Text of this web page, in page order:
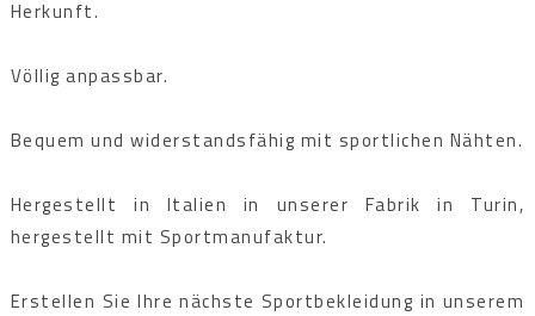
Herkunft.
Völlig anpassbar.
Bequem und widerstandsfähig mit sportlichen Nähten.
Hergestellt in Italien in unserer Fabrik in Turin,
hergestellt mit Sportmanufaktur.
Erstellen Sie Ihre nächste Sportbekleidung in unserem